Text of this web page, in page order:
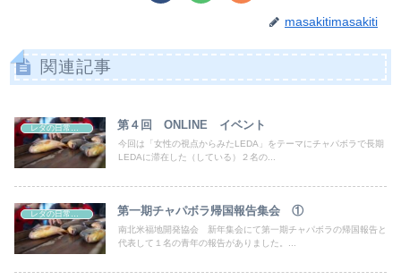
masakitimasakiti
関連記事
第４回 ONLINE イベント
今回は「女性の視点からみたLEDA」をテーマにチャパボラで長期
LEDAに滞在した（している）２名の...
第一期チャパボラ帰国報告集会 ①
南北米福地開発協会 新年集会にて第一期チャパボラの帰国報告と
代表して１名の青年の報告がありました。...